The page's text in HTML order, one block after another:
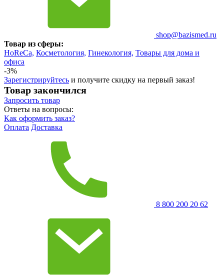
shop@bazismed.ru
Товар из сферы:
HoReCa, Косметология, Гинекология, Товары для дома и
офиса
-3%
Зарегистрируйтесь и получите скидку на первый заказ!
Товар закончился
Запросить товар
Ответы на вопросы:
Как оформить заказ?
Оплата Доставка
8 800 200 20 62